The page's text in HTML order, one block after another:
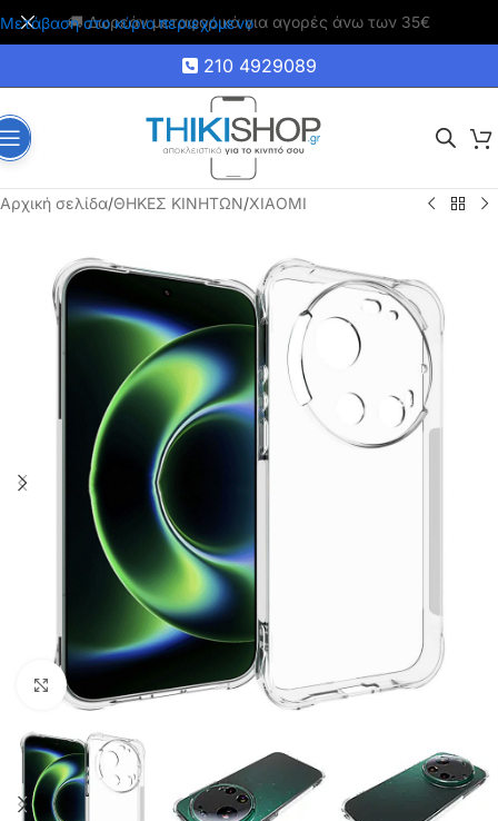
Μετάβαση στο κύριο περιεχόμενο
🚚 Δωρεάν μεταφορικά για αγορές άνω των 35€
210 4929089
Αρχική σελίδα/ΘΗΚΕΣ ΚΙΝΗΤΩΝ/XIAOMI
Click to enlarge